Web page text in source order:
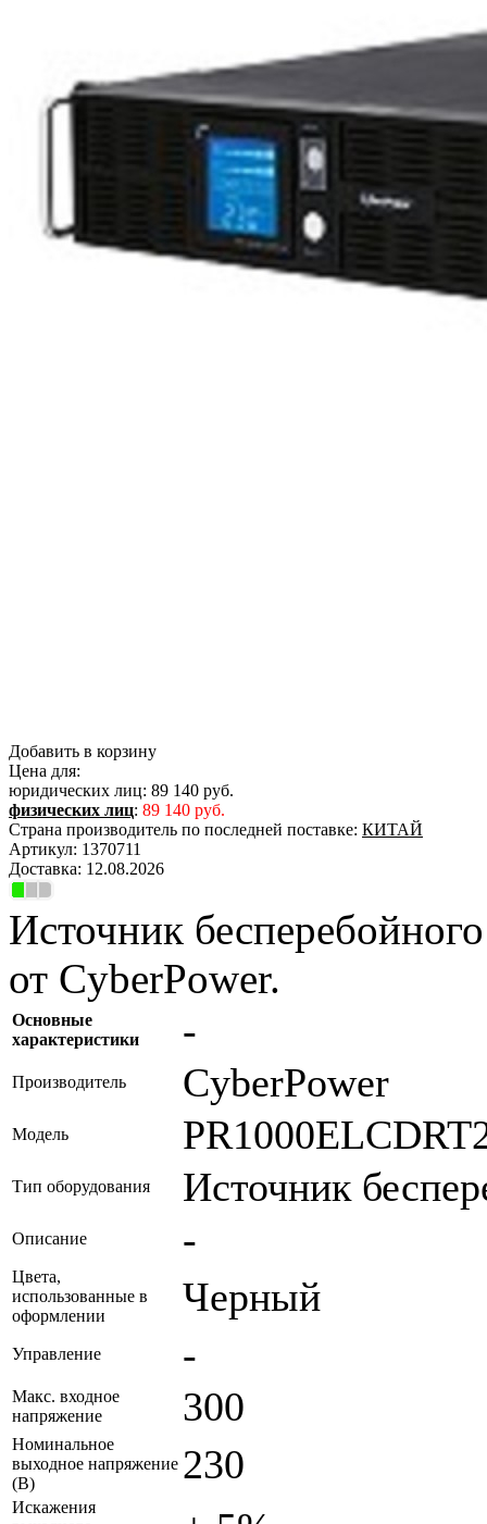
Добавить в корзину
Цена для:
юридических лиц: 89 140 руб.
физических лиц: 89 140 руб.
Страна производитель по последней поставке: КИТАЙ
Артикул: 1370711
Доставка: 12.08.2026
Источник
от CyberPower.
Основные
характеристики
-
Производитель CyberPower
Модель
Тип оборудования Источник
Описание -
Цвета,
использованные в
оформлении
Черный
Управление -
Макс. входное
напряжение
300
Номинальное
выходное напряжение
(В)
230
Искажения